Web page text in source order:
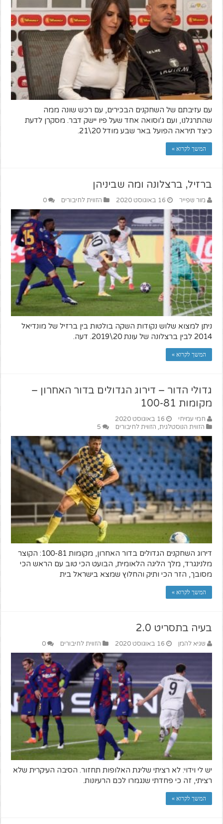
עם עזיבתם של השחקנים הבכירים, עם רכש שונה ממה
שהתרגלנו, ועם ג'וסואה אחד שעל פיו יישק דבר. מסקרן לדעת
כיצד תיראה הפועל באר שבע מודל 20\21.
המשך לקרוא »
ברזיל, ברצלונה ומה שביניהן
מור שפייר 16 באוגוסט 2020 הזווית לחיבורים 0
ניתן למצוא שלוש נקודות השקה בולטות בין ברזיל של מונדיאל
2014 לבין ברצלונה של עונת 20\2019. דעה.
המשך לקרוא »
גדולי הדור – דירוג הגדולים בדור האחרון –
מקומות 100-81
חמי עמיחי
16 באוגוסט 2020
הזווית הנוסטלגית, הזווית לחיבורים 5
דירוג השחקנים הגדולים בדור האחרון, מקומות 100-81: הקוצר
מלנינגרד, מלך הליגה הלאומית, הבועט הכי טוב עם הראש הכי
מסובך, הזר הכי ותיק והחלוץ שמצא בישראל בית​
המשך לקרוא »
בעיה בתסריט 2.0
שגיא להמן 16 באוגוסט 2020 הזווית לחיבורים 0
יש לי וידוי: לא רציתי שליגת האלופות תחזור. הסיבה העיקרית שלא
רציתי, זה כי פחדתי שנגמרו לכם הרעיונות.
המשך לקרוא »